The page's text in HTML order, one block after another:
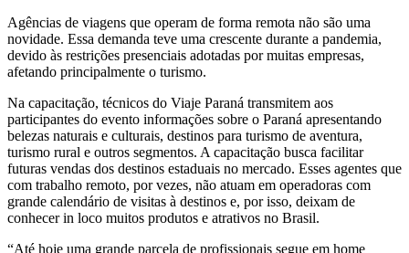
Agências de viagens que operam de forma remota não são uma
novidade. Essa demanda teve uma crescente durante a pandemia,
devido às restrições presenciais adotadas por muitas empresas,
afetando principalmente o turismo.
Na capacitação, técnicos do Viaje Paraná transmitem aos
participantes do evento informações sobre o Paraná apresentando
belezas naturais e culturais, destinos para turismo de aventura,
turismo rural e outros segmentos. A capacitação busca facilitar
futuras vendas dos destinos estaduais no mercado. Esses agentes que
com trabalho remoto, por vezes, não atuam em operadoras com
grande calendário de visitas à destinos e, por isso, deixam de
conhecer in loco muitos produtos e atrativos no Brasil.
“Até hoje uma grande parcela de profissionais segue em home